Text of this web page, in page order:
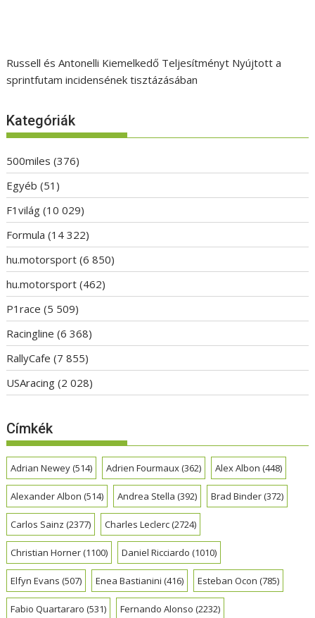
Russell és Antonelli Kiemelkedő Teljesítményt Nyújtott a
sprintfutam incidensének tisztázásában
Kategóriák
500miles (376)
Egyéb (51)
F1világ (10 029)
Formula (14 322)
hu.motorsport (6 850)
hu.motorsport (462)
P1race (5 509)
Racingline (6 368)
RallyCafe (7 855)
USAracing (2 028)
Címkék
Adrian Newey(514) Adrien Fourmaux(362) Alex Albon (448)
Alexander Albon (514) Andrea Stella (392) Brad Binder(372)
Carlos Sainz (2377) Charles Leclerc(2724)
Christian Horner(1100) Daniel Ricciardo (1010)
Elfyn Evans (507) Enea Bastianini (416) Esteban Ocon (785)
Fabio Quartararo (531) Fernando Alonso (2232)